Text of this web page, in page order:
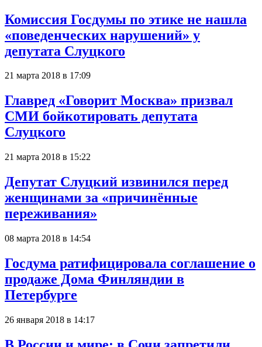
Комиссия Госдумы по этике не нашла
«поведенческих нарушений» у
депутата Слуцкого
21 марта 2018 в 17:09
Главред «Говорит Москва» призвал
СМИ бойкотировать депутата
Слуцкого
21 марта 2018 в 15:22
Депутат Слуцкий извинился перед
женщинами за «причинённые
переживания»
08 марта 2018 в 14:54
Госдума ратифицировала соглашение о
продаже Дома Финляндии в
Петербурге
26 января 2018 в 14:17